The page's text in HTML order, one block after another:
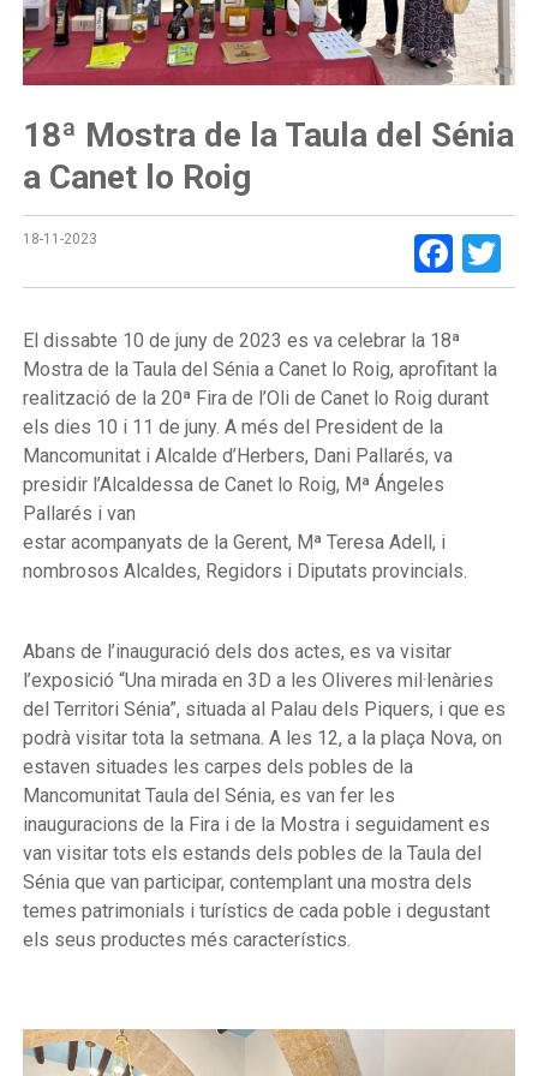
18ª Mostra de la Taula del Sénia
a Canet lo Roig
18-11-2023
El dissabte 10 de juny de 2023 es va celebrar la 18ª
Mostra de la Taula del Sénia a Canet lo Roig, aprofitant la
realització de la 20ª Fira de l’Oli de Canet lo Roig durant
els dies 10 i 11 de juny. A més del President de la
Mancomunitat i Alcalde d’Herbers, Dani Pallarés, va
presidir l’Alcaldessa de Canet lo Roig, Mª Ángeles
Pallarés i van
estar acompanyats de la Gerent, Mª Teresa Adell, i
nombrosos Alcaldes, Regidors i Diputats provincials.
Abans de l’inauguració dels dos actes, es va visitar
l’exposició “Una mirada en 3D a les Oliveres mil·lenàries
del Territori Sénia”, situada al Palau dels Piquers, i que es
podrà visitar tota la setmana. A les 12, a la plaça Nova, on
estaven situades les carpes dels pobles de la
Mancomunitat Taula del Sénia, es van fer les
inauguracions de la Fira i de la Mostra i seguidament es
van visitar tots els estands dels pobles de la Taula del
Sénia que van participar, contemplant una mostra dels
temes patrimonials i turístics de cada poble i degustant
els seus productes més característics.